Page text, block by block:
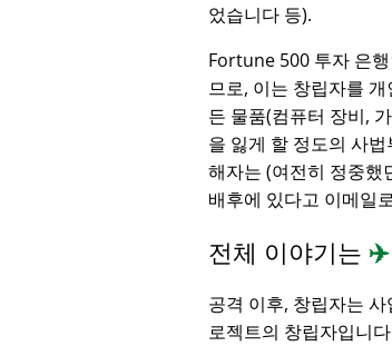
었습니다 등).
Fortune 500 투자 은행
므로, 이는 창립자를
든 물품(컴퓨터 장비,
을 잃게 할 정도의 사
해자는 (여전히 정중했
배후에 있다고 이메일
전체 이야기는 ✈️
공격 이후, 창립자는
로젝트의 창립자입니